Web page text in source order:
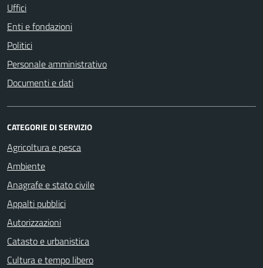
Uffici
Enti e fondazioni
Politici
Personale amministrativo
Documenti e dati
CATEGORIE DI SERVIZIO
Agricoltura e pesca
Ambiente
Anagrafe e stato civile
Appalti pubblici
Autorizzazioni
Catasto e urbanistica
Cultura e tempo libero